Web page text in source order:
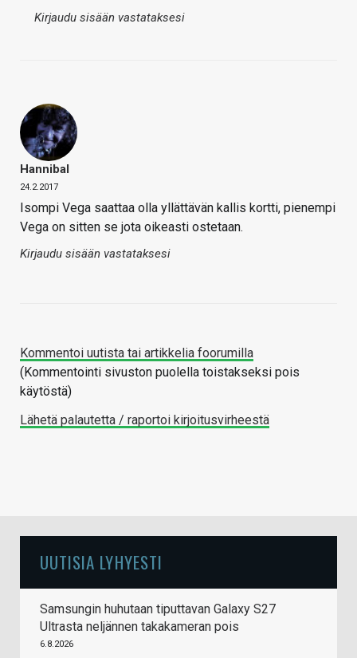
Kirjaudu sisään vastataksesi
Hannibal
24.2.2017
Isompi Vega saattaa olla yllättävän kallis kortti, pienempi
Vega on sitten se jota oikeasti ostetaan.
Kirjaudu sisään vastataksesi
Kommentoi uutista tai artikkelia foorumilla
(Kommentointi sivuston puolella toistakseksi pois
käytöstä)
Lähetä palautetta / raportoi kirjoitusvirheestä
UUTISIA LYHYESTI
Samsungin huhutaan tiputtavan Galaxy S27
Ultrasta neljännen takakameran pois
6.8.2026